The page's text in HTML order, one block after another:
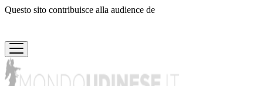
Questo sito contribuisce alla audience de